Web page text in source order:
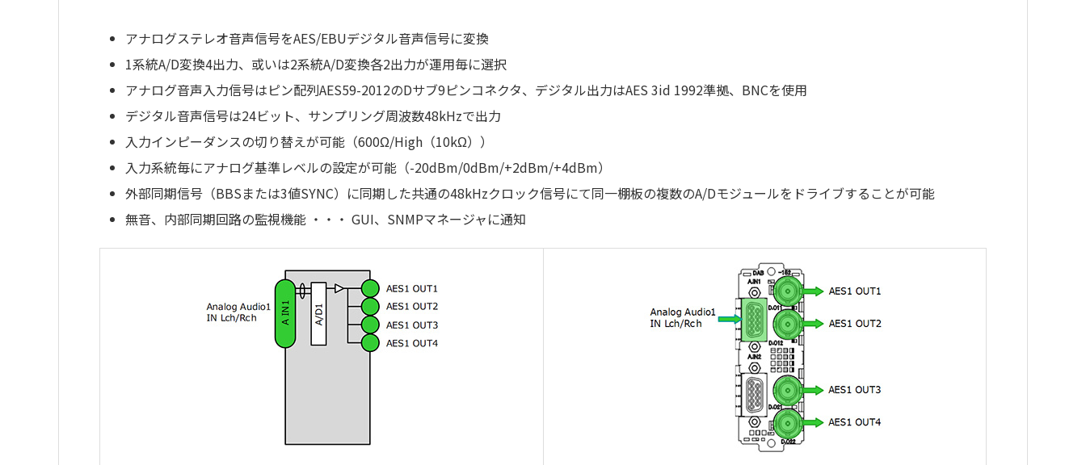
アナログステレオ音声信号をAES/EBUデジタル音声信号に変換
1系統A/D変換4出力、或いは2系統A/D変換各2出力が運用毎に選択
アナログ音声入力信号はピン配列AES59-2012のDサブ9ピンコネクタ、デジタル出力はAES 3id 1992準拠、BNCを使用
デジタル音声信号は24ビット、サンプリング周波数48kHzで出力
入力インピーダンスの切り替えが可能（600Ω/High（10kΩ））
入力系統毎にアナログ基準レベルの設定が可能（-20dBm/0dBm/+2dBm/+4dBm）
外部同期信号（BBSまたは3値SYNC）に同期した共通の48kHzクロック信号にて同一棚板の複数のA/Dモジュールをドライブすることが可能
無音、内部同期回路の監視機能 ・・・ GUI、SNMPマネージャに通知